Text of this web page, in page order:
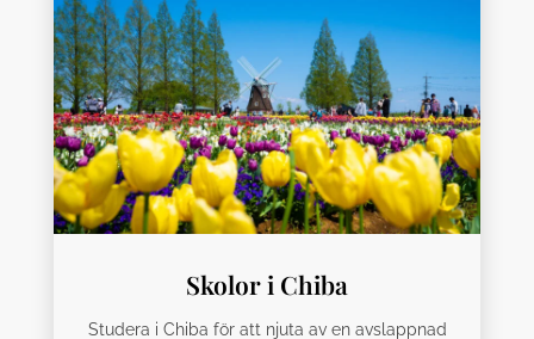
Skolor i Chiba
Studera i Chiba för att njuta av en avslappnad